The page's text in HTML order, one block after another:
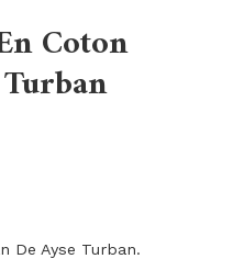
Coton
De Ayse Turban.